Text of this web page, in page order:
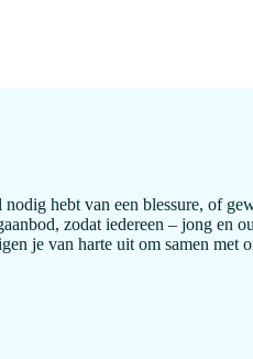
hebt van een blessure, of
zodat iedereen – jong en
je van harte uit om samen met